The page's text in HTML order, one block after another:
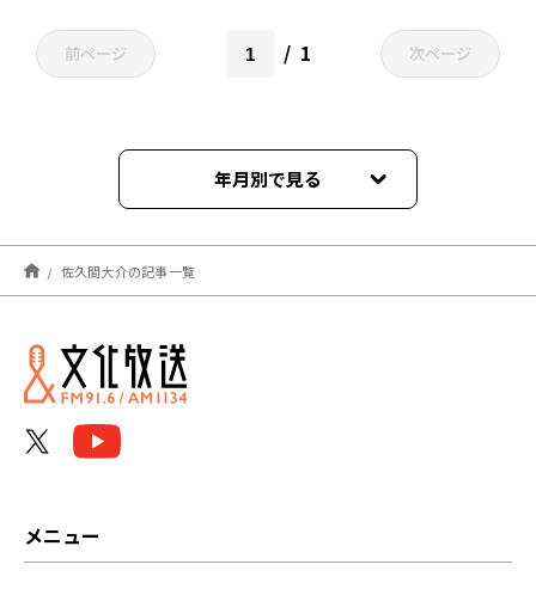
前ページ 1 次ページ
年月別で見る
2026年07月
2026年06月
2026年05月
佐久間大介の記事一覧
メニュー